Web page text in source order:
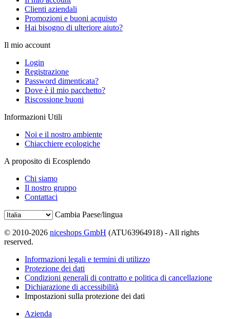
Clienti aziendali
Promozioni e buoni acquisto
Hai bisogno di ulteriore aiuto?
Il mio account
Login
Registrazione
Password dimenticata?
Dove è il mio pacchetto?
Riscossione buoni
Informazioni Utili
Noi e il nostro ambiente
Chiacchiere ecologiche
A proposito di Ecosplendo
Chi siamo
Il nostro gruppo
Contattaci
Cambia Paese/lingua
© 2010-2026 niceshops GmbH (ATU63964918) - All rights
reserved.
Informazioni legali e termini di utilizzo
Protezione dei dati
Condizioni generali di contratto e politica di cancellazione
Dichiarazione di accessibilità
Impostazioni sulla protezione dei dati
Azienda